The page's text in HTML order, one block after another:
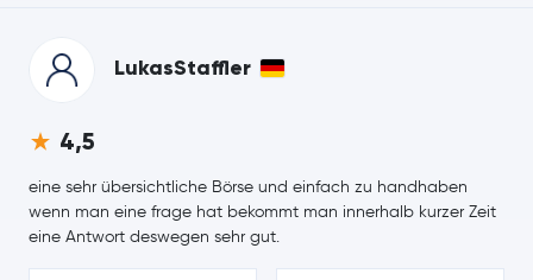
LukasStaffler
4,5
eine sehr übersichtliche Börse und einfach zu handhaben
wenn man eine frage hat bekommt man innerhalb kurzer Zeit
eine Antwort deswegen sehr gut.